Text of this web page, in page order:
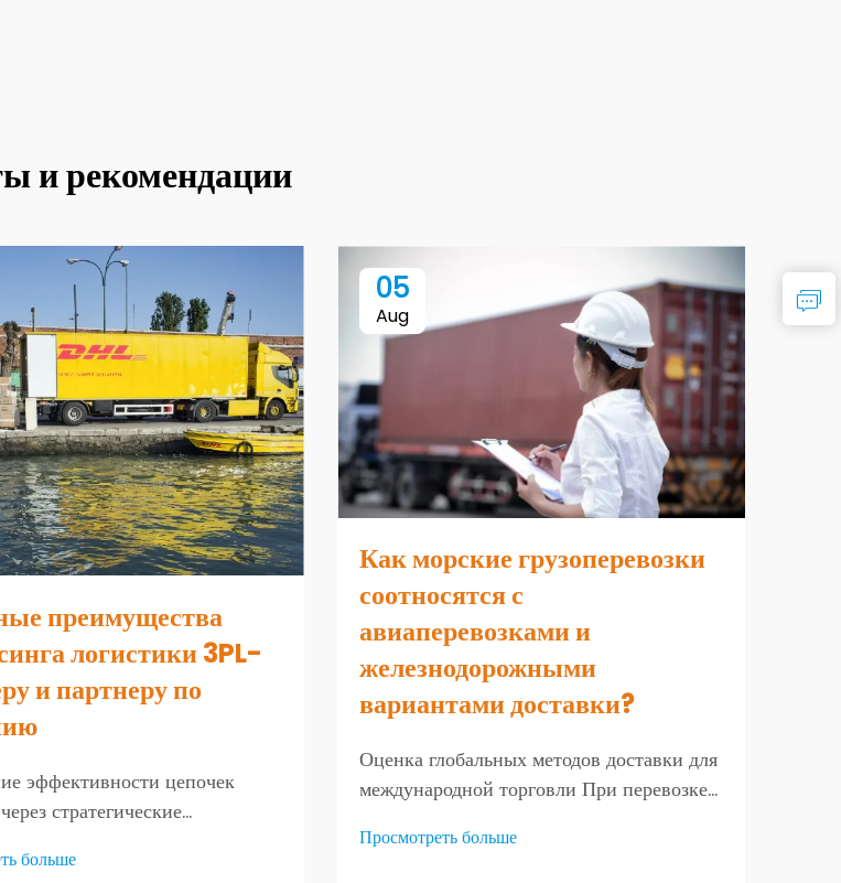
и рекомендации
преимущества
логистики 3PL-
и партнеру по
эффективности цепочек
стратегические
конкурентные
больше
05
Aug
Как морские грузоперевозки
соотносятся с
авиаперевозками и
железнодорожными
вариантами доставки?
Оценка глобальных методов доставки для
международной торговли При перевозке
предприятиям необходимо тщательно
Просмотреть больше